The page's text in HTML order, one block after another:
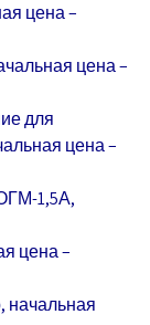
цена –
цена –
для
цена –
1,5А,
цена –
начальная